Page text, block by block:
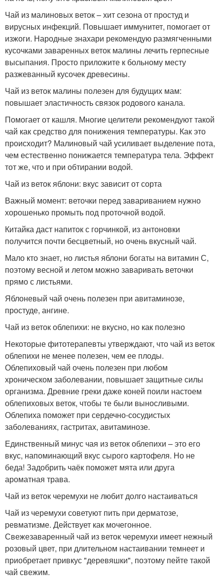
Чай из малиновых веток – хит сезона от простуд и
вирусных инфекций. Повышает иммунитет, помогает от
изжоги. Народные знахари рекомендую размягченными
кусочками заваренных веток малины лечить герпесные
высыпания. Просто приложите к больному месту
разжеванный кусочек древесины.
Чай из веток малины полезен для будущих мам:
повышает эластичность связок родового канала.
Помогает от кашля. Многие целители рекомендуют такой
чай как средство для понижения температуры. Как это
происходит? Малиновый чай усиливает выделение пота,
чем естественно понижается температура тела. Эффект
тот же, что и при обтирании водой.
Чай из веток яблони: вкус зависит от сорта
Важный момент: веточки перед завариванием нужно
хорошенько промыть под проточной водой.
Китайка даст напиток с горчинкой, из антоновки
получится почти бесцветный, но очень вкусный чай.
Мало кто знает, но листья яблони богаты на витамин С,
поэтому весной и летом можно заваривать веточки
прямо с листьями.
Яблоневый чай очень полезен при авитаминозе,
простуде, ангине.
Чай из веток облепихи: не вкусно, но как полезно
Некоторые фитотерапевты утверждают, что чай из веток
облепихи не менее полезен, чем ее плоды.
Облепиховый чай очень полезен при любом
хроническом заболевании, повышает защитные силы
организма. Древние греки даже коней поили настоем
облепиховых веток, чтобы те были выносливыми.
Облепиха поможет при сердечно-сосудистых
заболеваниях, гастритах, авитаминозе.
Единственный минус чая из веток облепихи – это его
вкус, напоминающий вкус сырого картофеля. Но не
беда! Задобрить чаёк поможет мята или друга
ароматная трава.
Чай из веток черемухи не любит долго настаиваться
Чай из черемухи советуют пить при дерматозе,
ревматизме. Действует как мочегонное.
Свежезаваренный чай из веток черемухи имеет нежный
розовый цвет, при длительном настаивании темнеет и
приобретает привкус "деревяшки", поэтому пейте такой
чай свежим.